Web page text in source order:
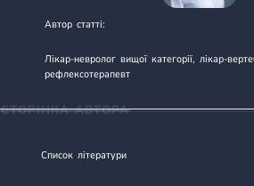
Автор статті:
Лікар-невролог вищої категорії, лікар-
рефлексотерапевт
СТОРІНКА АВТОРА
Список літератури